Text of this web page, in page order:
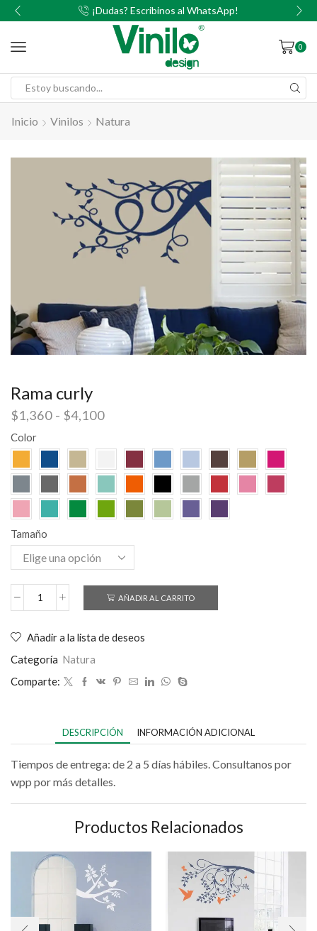
¡Dudas? Escribinos al WhatsApp!
0
Inicio Vinilos Natura
Rama curly
$1,360 - $4,100
Color
Tamaño
AÑADIR AL CARRITO
Añadir a la lista de deseos
Categoría Natura
Comparte:
DESCRIPCIÓN INFORMACIÓN ADICIONAL
Tiempos de entrega: de 2 a 5 días hábiles. Consultanos por
wpp por más detalles.
Productos Relacionados